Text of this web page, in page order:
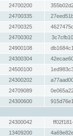
24700200
24700335
24700325
24700302
24900108
24300304
24500100
24300202
24709089
24300600
24300042
13409200